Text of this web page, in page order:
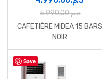
د.م.5.990,00
CAFETIÈRE MIDEA 15 BARS
NOIR
Save